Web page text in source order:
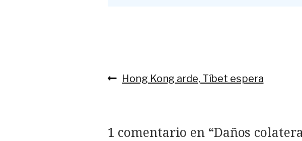
Navegación
Anterior:
Hong Kong arde, Tíbet espera
1 comentario en “Daños